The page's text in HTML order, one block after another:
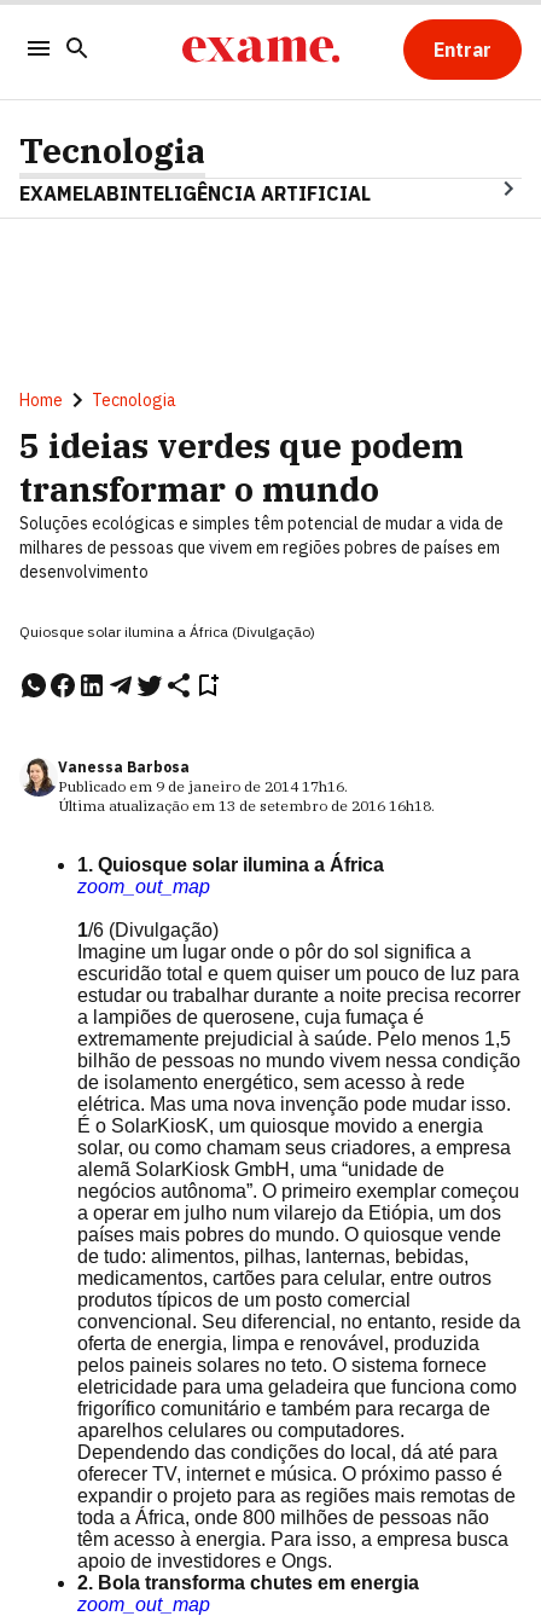
Entrar
Tecnologia
EXAMELABINTELIGÊNCIA ARTIFICIAL
Home Tecnologia
5 ideias verdes que podem
transformar o mundo
Soluções ecológicas e simples têm potencial de mudar a vida de
milhares de pessoas que vivem em regiões pobres de países em
desenvolvimento
Quiosque solar ilumina a África (Divulgação)
Vanessa Barbosa
Publicado em 9 de janeiro de 2014 17h16.
Última atualização em 13 de setembro de 2016 16h18.
1. Quiosque solar ilumina a África
zoom_out_map
1/6 (Divulgação)
Imagine um lugar onde o pôr do sol significa a
escuridão total e quem quiser um pouco de luz para
estudar ou trabalhar durante a noite precisa recorrer
a lampiões de querosene, cuja fumaça é
extremamente prejudicial à saúde. Pelo menos 1,5
bilhão de pessoas no mundo vivem nessa condição
de isolamento energético, sem acesso à rede
elétrica. Mas uma nova invenção pode mudar isso.
É o SolarKiosK, um quiosque movido a energia
solar, ou como chamam seus criadores, a empresa
alemã SolarKiosk GmbH, uma “unidade de
negócios autônoma”. O primeiro exemplar começou
a operar em julho num vilarejo da Etiópia, um dos
países mais pobres do mundo. O quiosque vende
de tudo: alimentos, pilhas, lanternas, bebidas,
medicamentos, cartões para celular, entre outros
produtos típicos de um posto comercial
convencional. Seu diferencial, no entanto, reside da
oferta de energia, limpa e renovável, produzida
pelos paineis solares no teto. O sistema fornece
eletricidade para uma geladeira que funciona como
frigorífico comunitário e também para recarga de
aparelhos celulares ou computadores.
Dependendo das condições do local, dá até para
oferecer TV, internet e música. O próximo passo é
expandir o projeto para as regiões mais remotas de
toda a África, onde 800 milhões de pessoas não
têm acesso à energia. Para isso, a empresa busca
apoio de investidores e Ongs.
2. Bola transforma chutes em energia
zoom_out_map